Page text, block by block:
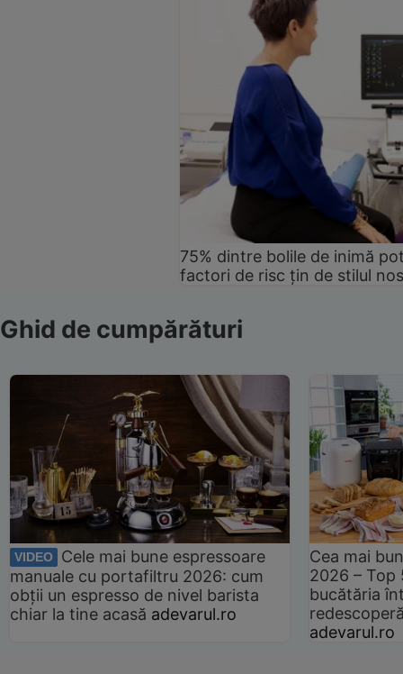
75% dintre bolile de inimă
factori de risc țin de stilul
Ghid de cumpărături
VIDEO
Cele mai bune espressoare
manuale cu portafiltru 2026: cum
obții un espresso de nivel barista
chiar la tine acasă adevarul.ro
Cea mai
2026 –
bucătăria
adevarul.ro